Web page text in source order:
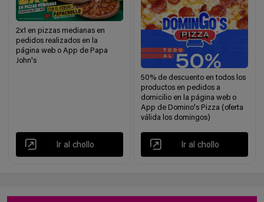
2x1 en pizzas medianas en
pedidos realizados en la
página web o App de Papa
John's
Ir al chollo
50% de descuento en todos los
productos en pedidos a
domicilio en la página web o
App de Domino's Pizza (oferta
válida los domingos)
Ir al chollo